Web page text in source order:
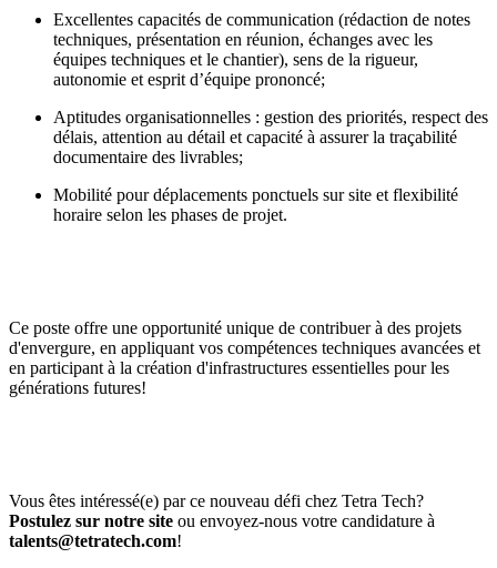
Excellentes capacités de communication (rédaction de notes
techniques, présentation en réunion, échanges avec les
équipes techniques et le chantier), sens de la rigueur,
autonomie et esprit d’équipe prononcé;
Aptitudes organisationnelles : gestion des priorités, respect des
délais, attention au détail et capacité à assurer la traçabilité
documentaire des livrables;
Mobilité pour déplacements ponctuels sur site et flexibilité
horaire selon les phases de projet.
Ce poste offre une opportunité unique de contribuer à des projets
d'envergure, en appliquant vos compétences techniques avancées et
en participant à la création d'infrastructures essentielles pour les
générations futures!
Vous êtes intéressé(e) par ce nouveau défi chez Tetra Tech?
Postulez sur notre site ou envoyez-nous votre candidature à
talents@tetratech.com!